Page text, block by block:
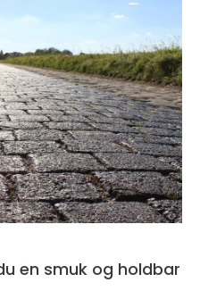
en smuk og holdbar